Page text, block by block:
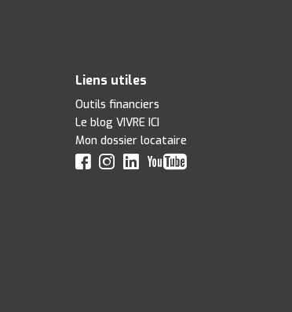
Liens utiles
Outils financiers
Le blog VIVRE ICI
Mon dossier locataire